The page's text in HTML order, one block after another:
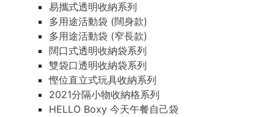
易攜式透明收納系列
多用途活動袋 (闊身款)
多用途活動袋 (窄長款)
闊口式透明收納袋系列
雙袋口透明收納袋系列
慳位直立式玩具收納系列
2021分隔小物收納格系列
HELLO Boxy 今天午餐自己袋